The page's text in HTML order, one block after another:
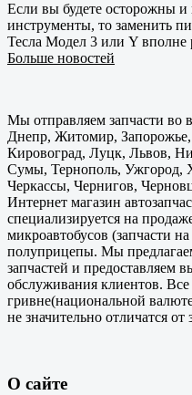
Если вы будете осторожны и
инструменты, то заменить
Тесла Модел 3 или Y вполне
Больше новостей
Мы отправляем запчасти во
Днепр, Житомир,
Кировоград, Луцк, Львов,
Сумы, Тернополь, Ужгород,
Черкассы, Чернигов,
Интернет магазин
специализируется на
микроавтобусов (запчасти
полуприцепы. Мы
запчастей и предоставляем
обслуживания клиентов.
гривне(национальной
не значительно отличатся
О сайте